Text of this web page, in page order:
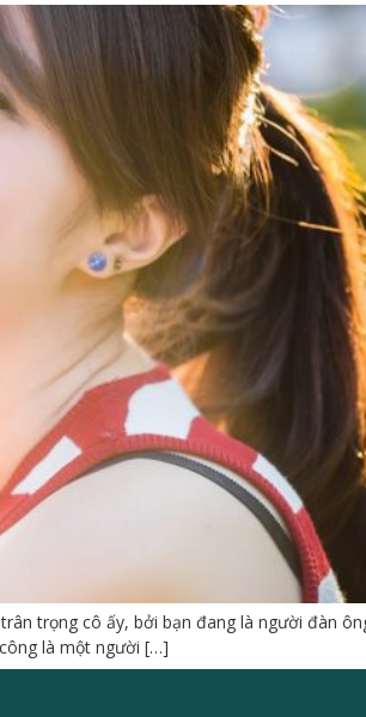
trọng cô ấy, bởi bạn đang là người đàn
là một người […]